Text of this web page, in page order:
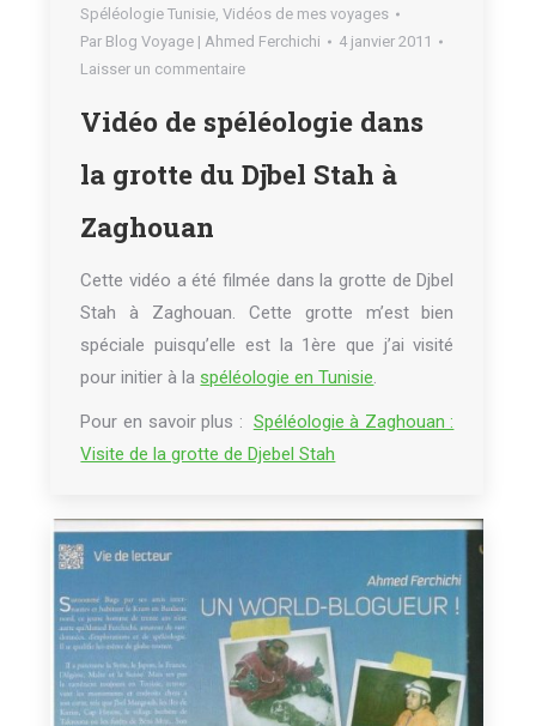
Spéléologie Tunisie,Vidéos de mes voyages
Par Blog Voyage | Ahmed Ferchichi
4 janvier 2011
Laisser un commentaire
Vidéo de spéléologie dans
la grotte du Djbel Stah à
Zaghouan
Cette vidéo a été filmée dans la grotte de Djbel
Stah à Zaghouan. Cette grotte m’est bien
spéciale puisqu’elle est la 1ère que j’ai visité
pour initier à la spéléologie en Tunisie.
Pour en savoir plus : Spéléologie à Zaghouan :
Visite de la grotte de Djebel Stah